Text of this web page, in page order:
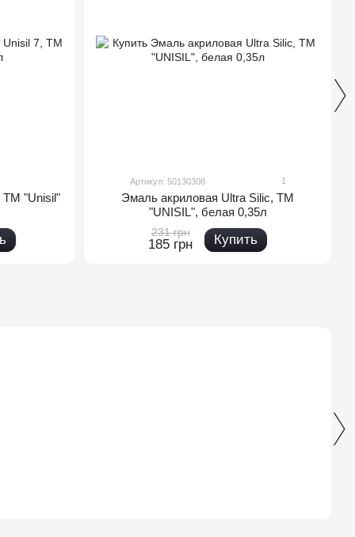
TM "Unisil"
Артикул: 50130308 1
Эмаль акриловая Ultra Silic, ТМ
"UNISIL", белая 0,35л
231 грн
185 грн Купить